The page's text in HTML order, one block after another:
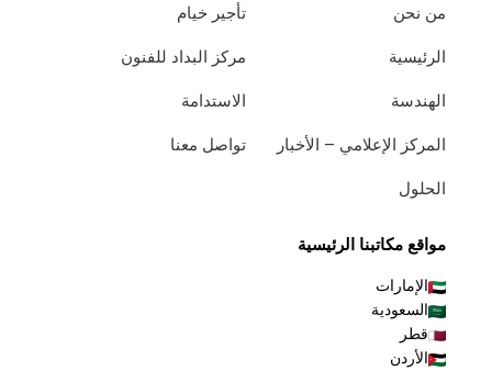
من نحن
الرئيسية
الهندسة
المركز الإعلامي – الأخبار
الحلول
تأجير خيام
مركز البداد للفنون
الاستدامة
تواصل معنا
مواقع مكاتبنا الرئيسية
الإمارات
السعودية
قطر
الأردن